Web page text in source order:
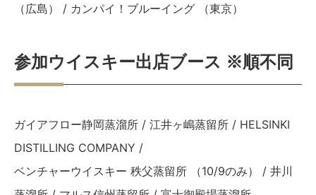
（広島） / カンパイ！ブルーイング （東京）
参加ウイスキー出店ブース ※順不同
ガイアフロー静岡蒸溜所 / 江井ヶ嶋蒸留所 / HELSINKI
DISTILLING COMPANY /
ベンチャーウイスキー 秩父蒸留所 （10/9のみ） / 井川